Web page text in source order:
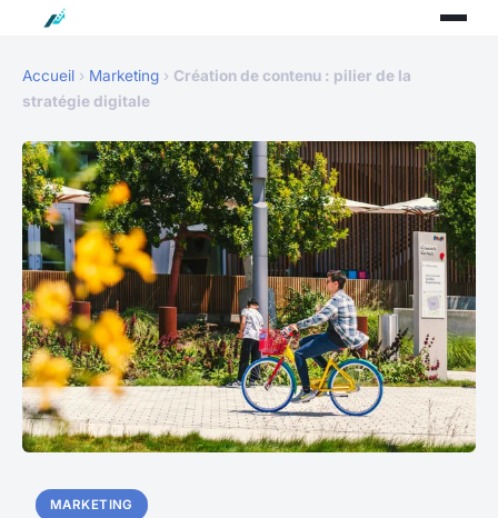
Accueil › Marketing › Création de contenu : pilier de la
stratégie digitale
MARKETING